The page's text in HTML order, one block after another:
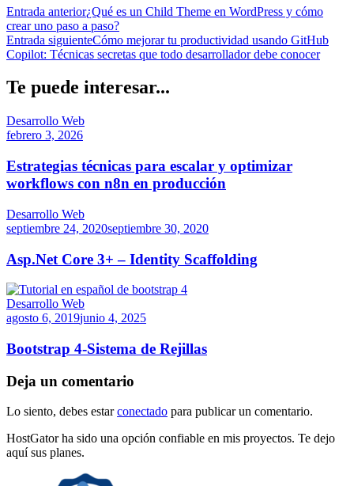
Entrada anterior¿Qué es un Child Theme en WordPress y cómo
crear uno paso a paso?
Entrada siguienteCómo mejorar tu productividad usando GitHub
Copilot: Técnicas secretas que todo desarrollador debe conocer
Te puede interesar...
Desarrollo Web
febrero 3, 2026
Estrategias técnicas para escalar y optimizar
workflows con n8n en producción
Desarrollo Web
septiembre 24, 2020septiembre 30, 2020
Asp.Net Core 3+ – Identity Scaffolding
Desarrollo Web
agosto 6, 2019junio 4, 2025
Bootstrap 4-Sistema de Rejillas
Deja un comentario
Lo siento, debes estarconectado para publicar un comentario.
HostGator ha sido una opción confiable en mis proyectos. Te dejo
aquí sus planes.